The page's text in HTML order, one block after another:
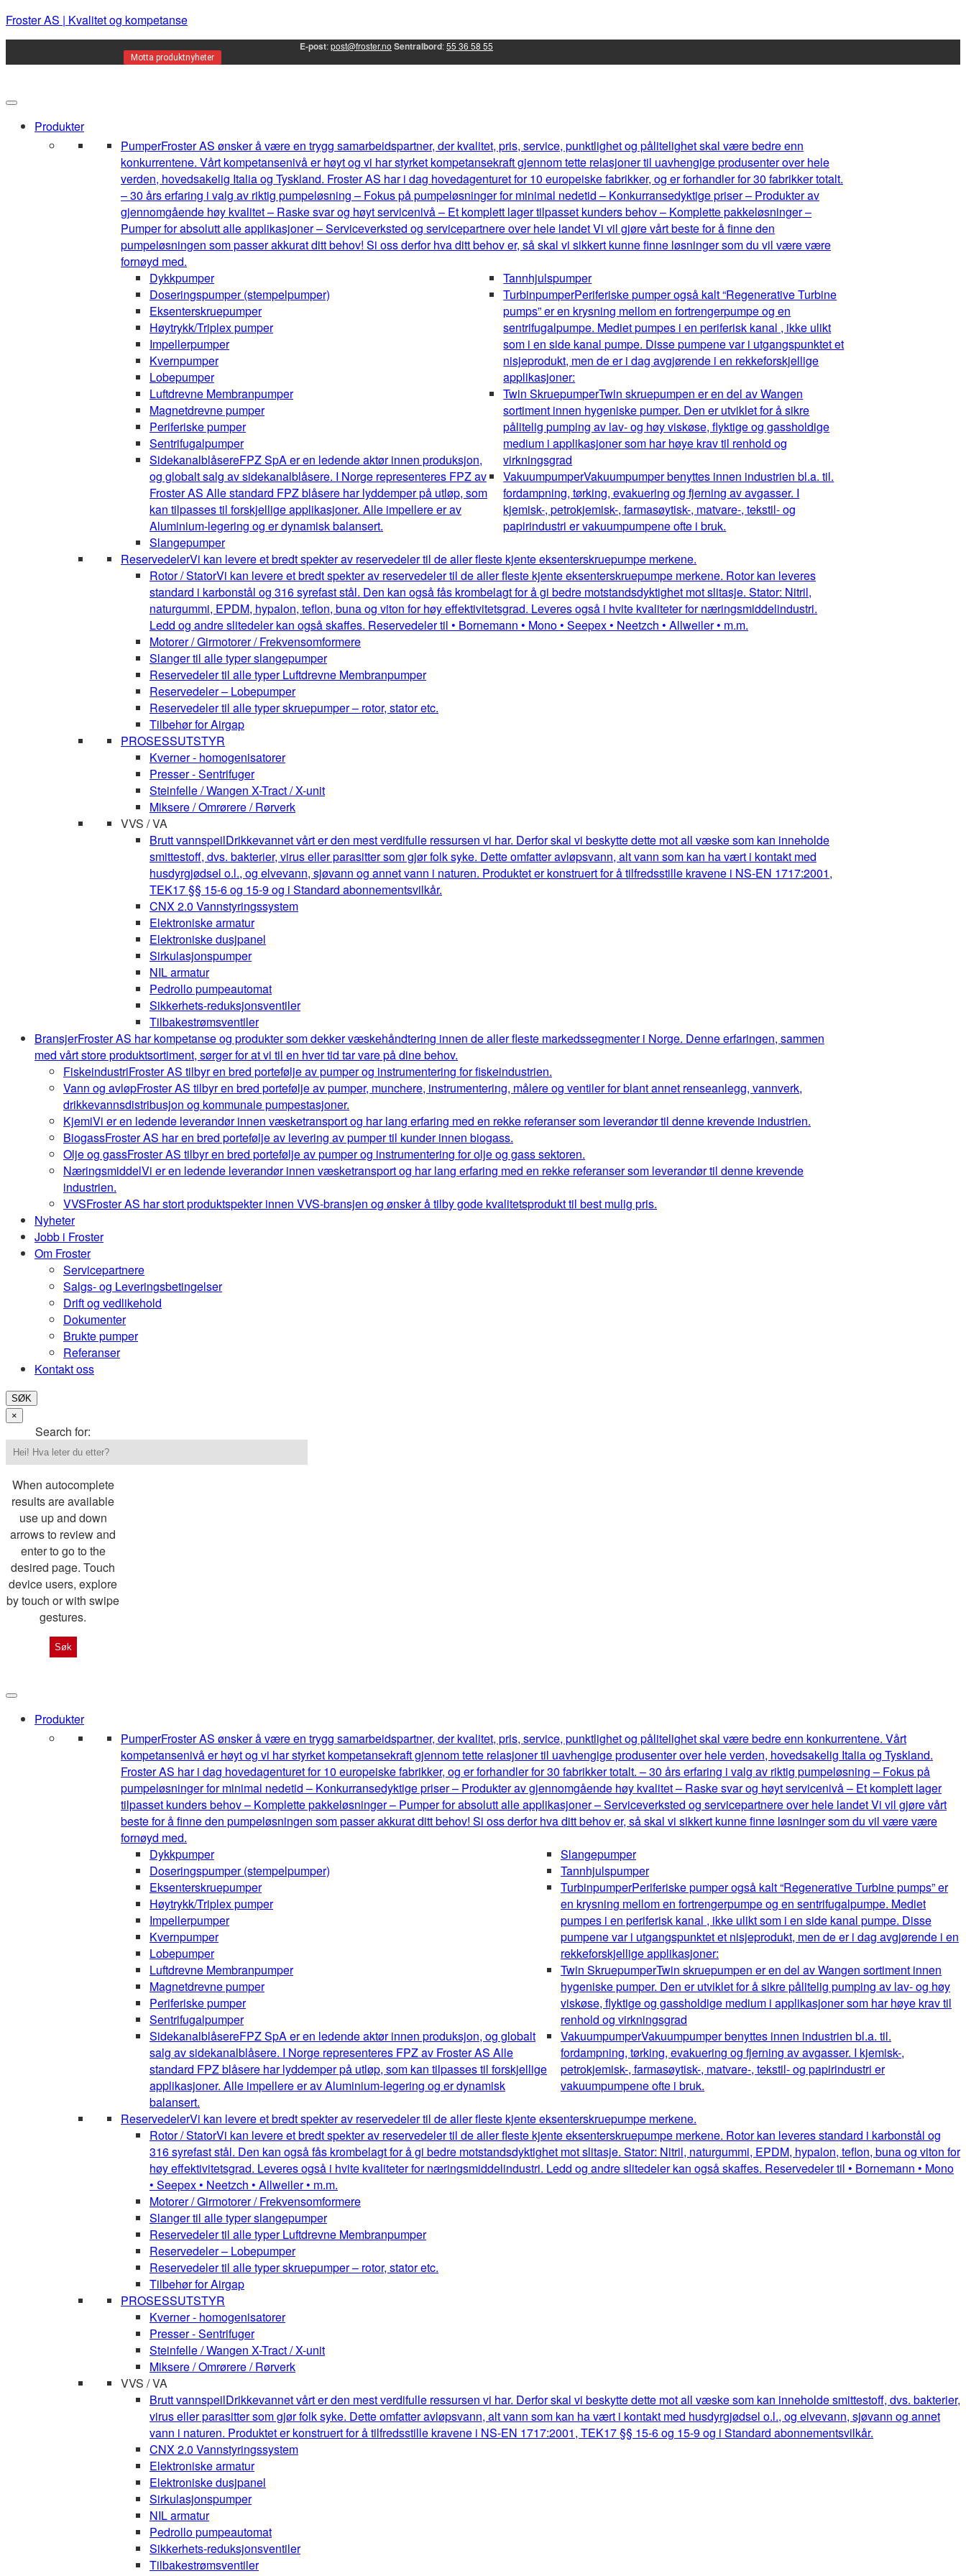
Froster AS | Kvalitet og kompetanse
E-post:post@froster.no Sentralbord:55 36 58 55
Motta produktnyheter
Produkter
PumperFroster AS ønsker å være en trygg samarbeidspartner, der kvalitet, pris, service, punktlighet og pålitelighet skal være bedre enn
konkurrentene. Vårt kompetansenivå er høyt og vi har styrket kompetansekraft gjennom tette relasjoner til uavhengige produsenter over hele
verden, hovedsakelig Italia og Tyskland. Froster AS har i dag hovedagenturet for 10 europeiske fabrikker, og er forhandler for 30 fabrikker totalt.
– 30 års erfaring i valg av riktig pumpeløsning – Fokus på pumpeløsninger for minimal nedetid – Konkurransedyktige priser – Produkter av
gjennomgående høy kvalitet – Raske svar og høyt servicenivå – Et komplett lager tilpasset kunders behov – Komplette pakkeløsninger –
Pumper for absolutt alle applikasjoner – Serviceverksted og servicepartnere over hele landet Vi vil gjøre vårt beste for å finne den
pumpeløsningen som passer akkurat ditt behov! Si oss derfor hva ditt behov er, så skal vi sikkert kunne finne løsninger som du vil være være
fornøyd med.
Dykkpumper
Doseringspumper (stempelpumper)
Eksenterskruepumper
Høytrykk/Triplex pumper
Impellerpumper
Kvernpumper
Lobepumper
Luftdrevne Membranpumper
Magnetdrevne pumper
Periferiske pumper
Sentrifugalpumper
SidekanalblåsereFPZ SpA er en ledende aktør innen produksjon,
og globalt salg av sidekanalblåsere. I Norge representeres FPZ av
Froster AS Alle standard FPZ blåsere har lyddemper på utløp, som
kan tilpasses til forskjellige applikasjoner. Alle impellere er av
Aluminium-legering og er dynamisk balansert.
Slangepumper
Tannhjulspumper
TurbinpumperPeriferiske pumper også kalt “Regenerative Turbine
pumps” er en krysning mellom en fortrengerpumpe og en
sentrifugalpumpe. Mediet pumpes i en periferisk kanal , ikke ulikt
som i en side kanal pumpe. Disse pumpene var i utgangspunktet et
nisjeprodukt, men de er i dag avgjørende i en rekkeforskjellige
applikasjoner:
Twin SkruepumperTwin skruepumpen er en del av Wangen
sortiment innen hygeniske pumper. Den er utviklet for å sikre
pålitelig pumping av lav- og høy viskøse, flyktige og gassholdige
medium i applikasjoner som har høye krav til renhold og
virkningsgrad
VakuumpumperVakuumpumper benyttes innen industrien bl.a. til.
fordampning, tørking, evakuering og fjerning av avgasser. I
kjemisk-, petrokjemisk-, farmasøytisk-, matvare-, tekstil- og
papirindustri er vakuumpumpene ofte i bruk.
ReservedelerVi kan levere et bredt spekter av reservedeler til de aller fleste kjente eksenterskruepumpe merkene.
Rotor / StatorVi kan levere et bredt spekter av reservedeler til de aller fleste kjente eksenterskruepumpe merkene. Rotor kan leveres
standard i karbonstål og 316 syrefast stål. Den kan også fås krombelagt for å gi bedre motstandsdyktighet mot slitasje. Stator: Nitril,
naturgummi, EPDM, hypalon, teflon, buna og viton for høy effektivitetsgrad. Leveres også i hvite kvaliteter for næringsmiddelindustri.
Ledd og andre slitedeler kan også skaffes. Reservedeler til • Bornemann • Mono • Seepex • Neetzch • Allweiler • m.m.
Motorer / Girmotorer / Frekvensomformere
Slanger til alle typer slangepumper
Reservedeler til alle typer Luftdrevne Membranpumper
Reservedeler – Lobepumper
Reservedeler til alle typer skruepumper – rotor, stator etc.
Tilbehør for Airgap
PROSESSUTSTYR
Kverner - homogenisatorer
Presser - Sentrifuger
Steinfelle / Wangen X-Tract / X-unit
Miksere / Omrørere / Rørverk
VVS / VA
Brutt vannspeilDrikkevannet vårt er den mest verdifulle ressursen vi har. Derfor skal vi beskytte dette mot all væske som kan inneholde
smittestoff, dvs. bakterier, virus eller parasitter som gjør folk syke. Dette omfatter avløpsvann, alt vann som kan ha vært i kontakt med
husdyrgjødsel o.l., og elvevann, sjøvann og annet vann i naturen. Produktet er konstruert for å tilfredsstille kravene i NS-EN 1717:2001,
TEK17 §§ 15-6 og 15-9 og i Standard abonnementsvilkår.
CNX 2.0 Vannstyringssystem
Elektroniske armatur
Elektroniske dusjpanel
Sirkulasjonspumper
NIL armatur
Pedrollo pumpeautomat
Sikkerhets-reduksjonsventiler
Tilbakestrømsventiler
BransjerFroster AS har kompetanse og produkter som dekker væskehåndtering innen de aller fleste markedssegmenter i Norge. Denne erfaringen, sammen
med vårt store produktsortiment, sørger for at vi til en hver tid tar vare på dine behov.
FiskeindustriFroster AS tilbyr en bred portefølje av pumper og instrumentering for fiskeindustrien.
Vann og avløpFroster AS tilbyr en bred portefølje av pumper, munchere, instrumentering, målere og ventiler for blant annet renseanlegg, vannverk,
drikkevannsdistribusjon og kommunale pumpestasjoner.
KjemiVi er en ledende leverandør innen væsketransport og har lang erfaring med en rekke referanser som leverandør til denne krevende industrien.
BiogassFroster AS har en bred portefølje av levering av pumper til kunder innen biogass.
Olje og gassFroster AS tilbyr en bred portefølje av pumper og instrumentering for olje og gass sektoren.
NæringsmiddelVi er en ledende leverandør innen væsketransport og har lang erfaring med en rekke referanser som leverandør til denne krevende
industrien.
VVSFroster AS har stort produktspekter innen VVS-bransjen og ønsker å tilby gode kvalitetsprodukt til best mulig pris.
Nyheter
Jobb i Froster
Om Froster
Servicepartnere
Salgs- og Leveringsbetingelser
Drift og vedlikehold
Dokumenter
Brukte pumper
Referanser
Kontakt oss
SØK
×
Search for:
When autocomplete
results are available
use up and down
arrows to review and
enter to go to the
desired page. Touch
device users, explore
by touch or with swipe
gestures.
Produkter
PumperFroster AS ønsker å være en trygg samarbeidspartner, der kvalitet, pris, service, punktlighet og pålitelighet skal være bedre enn konkurrentene. Vårt
kompetansenivå er høyt og vi har styrket kompetansekraft gjennom tette relasjoner til uavhengige produsenter over hele verden, hovedsakelig Italia og Tyskland.
Froster AS har i dag hovedagenturet for 10 europeiske fabrikker, og er forhandler for 30 fabrikker totalt. – 30 års erfaring i valg av riktig pumpeløsning – Fokus på
pumpeløsninger for minimal nedetid – Konkurransedyktige priser – Produkter av gjennomgående høy kvalitet – Raske svar og høyt servicenivå – Et komplett lager
tilpasset kunders behov – Komplette pakkeløsninger – Pumper for absolutt alle applikasjoner – Serviceverksted og servicepartnere over hele landet Vi vil gjøre vårt
beste for å finne den pumpeløsningen som passer akkurat ditt behov! Si oss derfor hva ditt behov er, så skal vi sikkert kunne finne løsninger som du vil være være
fornøyd med.
Dykkpumper
Doseringspumper (stempelpumper)
Eksenterskruepumper
Høytrykk/Triplex pumper
Impellerpumper
Kvernpumper
Lobepumper
Luftdrevne Membranpumper
Magnetdrevne pumper
Periferiske pumper
Sentrifugalpumper
SidekanalblåsereFPZ SpA er en ledende aktør innen produksjon, og globalt
salg av sidekanalblåsere. I Norge representeres FPZ av Froster AS Alle
standard FPZ blåsere har lyddemper på utløp, som kan tilpasses til forskjellige
applikasjoner. Alle impellere er av Aluminium-legering og er dynamisk
balansert.
Slangepumper
Tannhjulspumper
TurbinpumperPeriferiske pumper også kalt “Regenerative Turbine pumps” er
en krysning mellom en fortrengerpumpe og en sentrifugalpumpe. Mediet
pumpes i en periferisk kanal , ikke ulikt som i en side kanal pumpe. Disse
pumpene var i utgangspunktet et nisjeprodukt, men de er i dag avgjørende i en
rekkeforskjellige applikasjoner:
Twin SkruepumperTwin skruepumpen er en del av Wangen sortiment innen
hygeniske pumper. Den er utviklet for å sikre pålitelig pumping av lav- og høy
viskøse, flyktige og gassholdige medium i applikasjoner som har høye krav til
renhold og virkningsgrad
VakuumpumperVakuumpumper benyttes innen industrien bl.a. til.
fordampning, tørking, evakuering og fjerning av avgasser. I kjemisk-,
petrokjemisk-, farmasøytisk-, matvare-, tekstil- og papirindustri er
vakuumpumpene ofte i bruk.
ReservedelerVi kan levere et bredt spekter av reservedeler til de aller fleste kjente eksenterskruepumpe merkene.
Rotor / StatorVi kan levere et bredt spekter av reservedeler til de aller fleste kjente eksenterskruepumpe merkene. Rotor kan leveres standard i karbonstål og
316 syrefast stål. Den kan også fås krombelagt for å gi bedre motstandsdyktighet mot slitasje. Stator: Nitril, naturgummi, EPDM, hypalon, teflon, buna og viton for
høy effektivitetsgrad. Leveres også i hvite kvaliteter for næringsmiddelindustri. Ledd og andre slitedeler kan også skaffes. Reservedeler til • Bornemann • Mono
• Seepex • Neetzch • Allweiler • m.m.
Motorer / Girmotorer / Frekvensomformere
Slanger til alle typer slangepumper
Reservedeler til alle typer Luftdrevne Membranpumper
Reservedeler – Lobepumper
Reservedeler til alle typer skruepumper – rotor, stator etc.
Tilbehør for Airgap
PROSESSUTSTYR
Kverner - homogenisatorer
Presser - Sentrifuger
Steinfelle / Wangen X-Tract / X-unit
Miksere / Omrørere / Rørverk
VVS / VA
Brutt vannspeilDrikkevannet vårt er den mest verdifulle ressursen vi har. Derfor skal vi beskytte dette mot all væske som kan inneholde smittestoff, dvs. bakterier,
virus eller parasitter som gjør folk syke. Dette omfatter avløpsvann, alt vann som kan ha vært i kontakt med husdyrgjødsel o.l., og elvevann, sjøvann og annet
vann i naturen. Produktet er konstruert for å tilfredsstille kravene i NS-EN 1717:2001, TEK17 §§ 15-6 og 15-9 og i Standard abonnementsvilkår.
CNX 2.0 Vannstyringssystem
Elektroniske armatur
Elektroniske dusjpanel
Sirkulasjonspumper
NIL armatur
Pedrollo pumpeautomat
Sikkerhets-reduksjonsventiler
Tilbakestrømsventiler